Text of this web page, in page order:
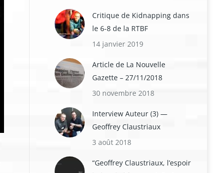
Critique de Kidnapping dans
le 6-8 de la RTBF
14 janvier 2019
Article de La Nouvelle
Gazette – 27/11/2018
30 novembre 2018
Interview Auteur (3) —
Geoffrey Claustriaux
3 août 2018
“Geoffrey Claustriaux, l’espoir